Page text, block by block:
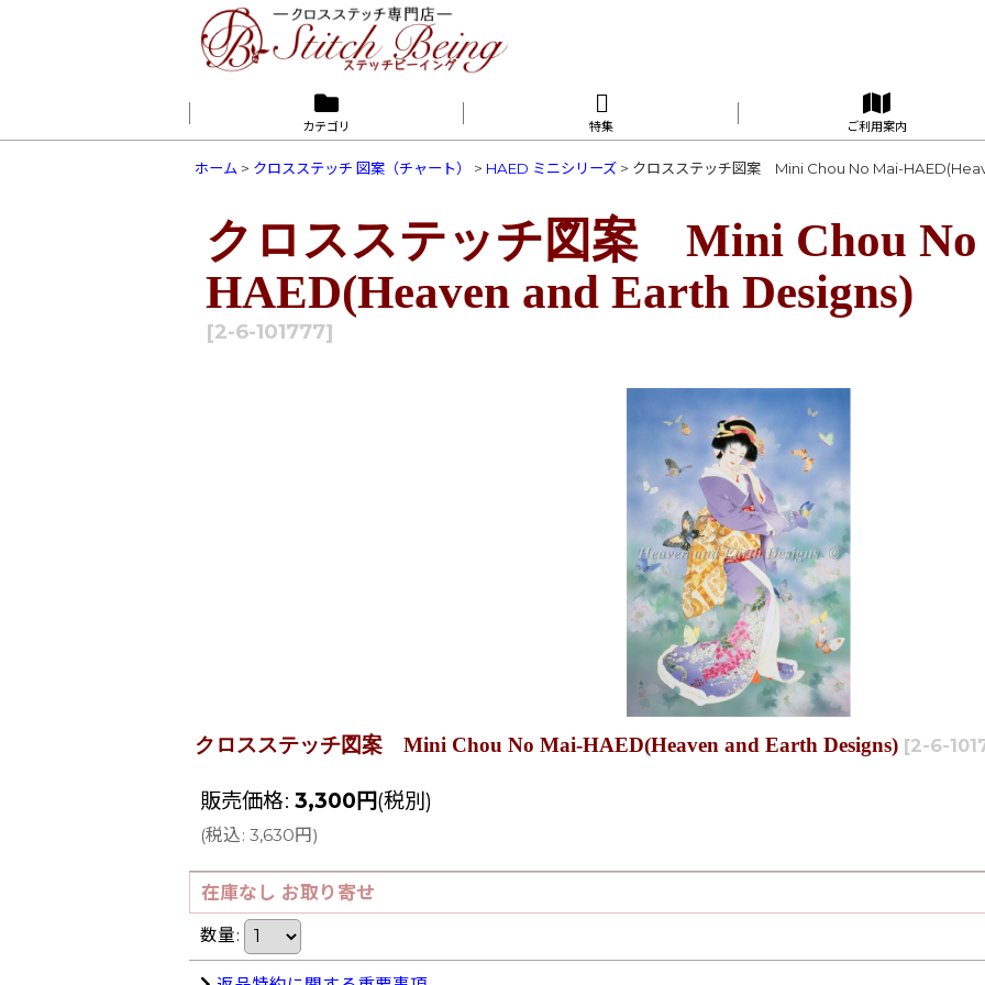
カテゴリ 特集 ご利用案内
ホーム > クロスステッチ 図案（チャート） > HAED ミニシリーズ > クロスステッチ図案 Mini Chou No Mai-
クロスステッチ図案 Mini Chou
HAED(Heaven and Earth Designs)
[2-6-101777]
クロスステッチ図案 Mini Chou No Mai-HAED(Heaven and Earth Designs) [2-6-
販売価格: 3,300円(税別)
(税込: 3,630円)
在庫なし お取り寄せ
数量: